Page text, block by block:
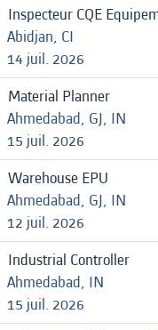
Inspecteur CQE
Abidjan, CI
14 juil. 2026
Material Planner
Ahmedabad, GJ, IN
15 juil. 2026
Warehouse EPU
Ahmedabad, GJ, IN
12 juil. 2026
Industrial Controller
Ahmedabad, IN
15 juil. 2026